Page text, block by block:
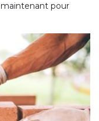
maintenant pour